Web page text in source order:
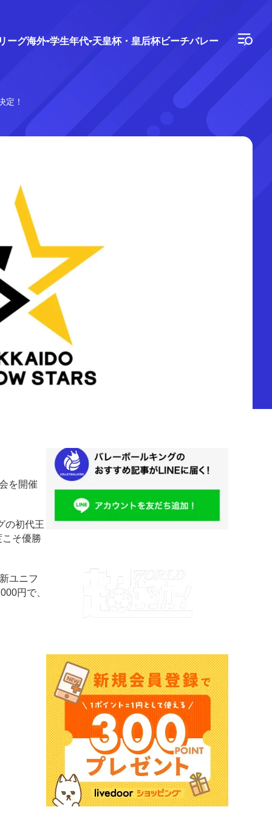
ーグ海外 学生年代 天皇杯・皇后杯ビーチバレー
定！
を開催
の初代王
そ優勝
ユニフ
円で、